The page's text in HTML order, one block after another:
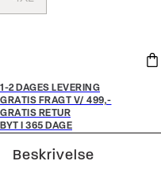
1-2 DAGES LEVERING
GRATIS FRAGT V/ 499,-
GRATIS RETUR
BYT I 365 DAGE
Beskrivelse